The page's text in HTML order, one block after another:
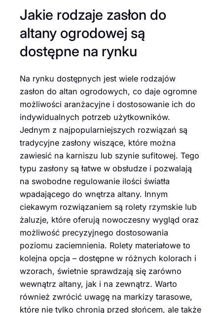
Jakie rodzaje zasłon do
altany ogrodowej są
dostępne na rynku
Na rynku dostępnych jest wiele rodzajów
zasłon do altan ogrodowych, co daje ogromne
możliwości aranżacyjne i dostosowanie ich do
indywidualnych potrzeb użytkowników.
Jednym z najpopularniejszych rozwiązań są
tradycyjne zasłony wiszące, które można
zawiesić na karniszu lub szynie sufitowej. Tego
typu zasłony są łatwe w obsłudze i pozwalają
na swobodne regulowanie ilości światła
wpadającego do wnętrza altany. Innym
ciekawym rozwiązaniem są rolety rzymskie lub
żaluzje, które oferują nowoczesny wygląd oraz
możliwość precyzyjnego dostosowania
poziomu zaciemnienia. Rolety materiałowe to
kolejna opcja – dostępne w różnych kolorach i
wzorach, świetnie sprawdzają się zarówno
wewnątrz altany, jak i na zewnątrz. Warto
również zwrócić uwagę na markizy tarasowe,
które nie tylko chronią przed słońcem, ale także